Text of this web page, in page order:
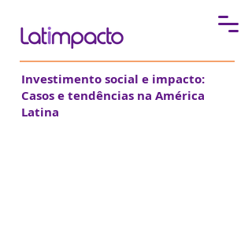
Investimento social e impacto:
Casos e tendências na América
Latina